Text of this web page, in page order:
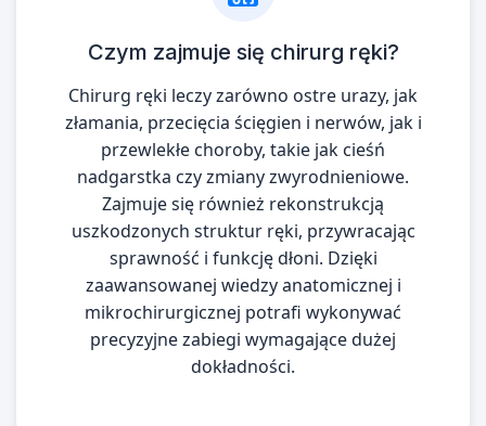
Czym zajmuje się chirurg ręki?
Chirurg ręki leczy zarówno ostre urazy, jak
złamania, przecięcia ścięgien i nerwów, jak i
przewlekłe choroby, takie jak cieśń
nadgarstka czy zmiany zwyrodnieniowe.
Zajmuje się również rekonstrukcją
uszkodzonych struktur ręki, przywracając
sprawność i funkcję dłoni. Dzięki
zaawansowanej wiedzy anatomicznej i
mikrochirurgicznej potrafi wykonywać
precyzyjne zabiegi wymagające dużej
dokładności.